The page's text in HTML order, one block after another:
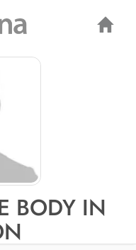
BODY IN